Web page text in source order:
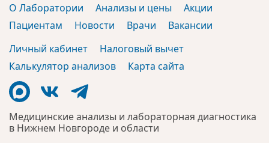
Медицинские анализы и лабораторная диагностика
в Нижнем Новгороде и области
О Лаборатории Анализы и цены
Акции
Пациентам
Новости Врачи
Вакансии
Личный кабинет
Налоговый вычет
Калькулятор анализов
Карта сайта